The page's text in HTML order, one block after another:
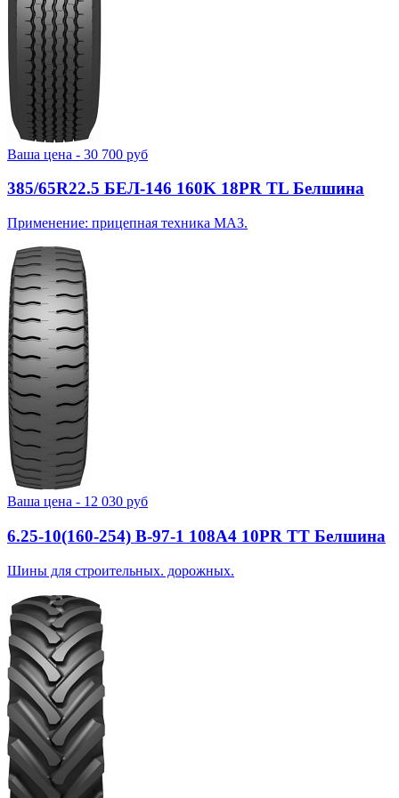
Ваша цена - 30 700 руб
385/65R22.5 БЕЛ-146 160K 18PR TL Белшина
Применение: прицепная техника МАЗ.
Ваша цена - 12 030 руб
6.25-10(160-254) В-97-1 108A4 10PR TT Белшина
Шины для строительных. дорожных.